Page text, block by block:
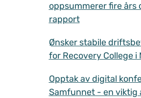
oppsummerer fire års
rapport
Ønsker stabile
for Recovery College i
Opptak av digital
Samfunnet - en viktig